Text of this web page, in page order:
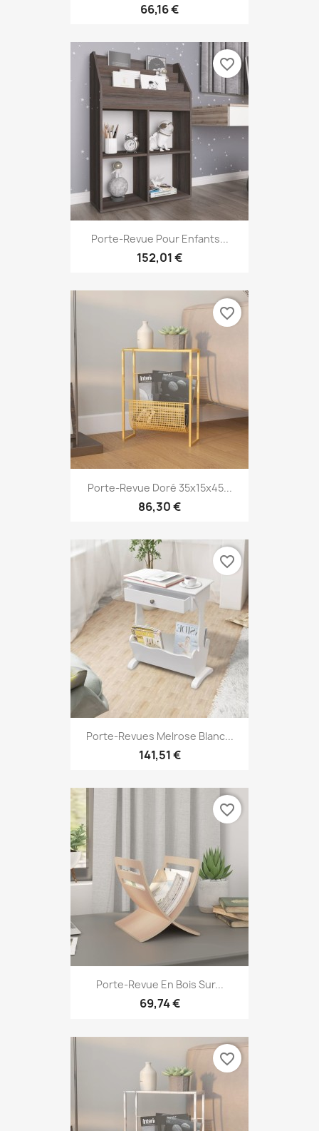
66,16 €
Porte-Revue Pour Enfants...
152,01 €
favorite_border
Porte-Revue Doré 35x15x45...
86,30 €
favorite_border
Porte-Revues Melrose Blanc...
141,51 €
favorite_border
Porte-Revue En Bois Sur...
69,74 €
favorite_border
favorite_border